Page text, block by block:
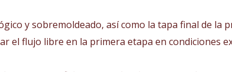
y sobremoldeado, así como la tapa final de la
el flujo libre en la primera etapa en condiciones